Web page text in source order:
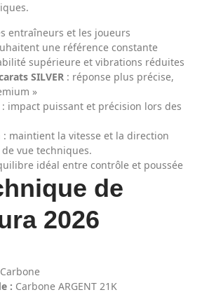
entraîneurs et les joueurs
une référence constante
supérieure et vibrations réduites
SILVER : réponse plus précise,
»
: impact puissant et précision lors des
: maintient la vitesse et la direction
vue techniques.
idéal entre contrôle et poussée
de
2026
Carbone
: Carbone ARGENT 21K